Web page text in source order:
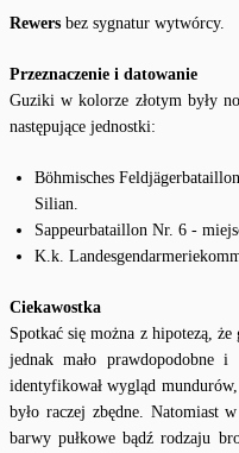
Rewers bez sygnatur wytwórcy.
Przeznaczenie i datowanie
Guziki w kolorze złotym były
następujące jednostki:
Böhmisches
Silian.
Sappeurbataillon Nr. 6 -
K.k.
Ciekawostka
Spotkać się można z hipotezą,
jednak mało prawdopodobne
identyfikował wygląd
było raczej zbędne. Natomiast
barwy pułkowe bądź rodzaju